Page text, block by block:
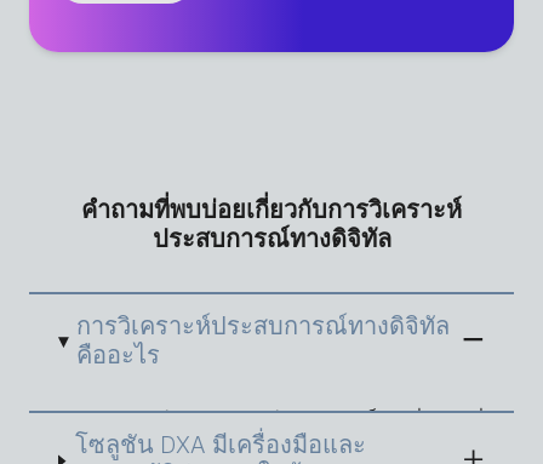
คำถามที่พบบ่อยเกี่ยวกับการวิเคราะห์
ประสบการณ์ทางดิจิทัล
การวิเคราะห์ประสบการณ์ทางดิจิทัล
คืออะไร
การวิเคราะห์ประสบการณ์ทางดิจิทัลเป็นเครื่องมือที่
ใช้เพื่อทำความเข้าใจพฤติกรรม ความตั้งใจและ
โซลูชัน DXA มีเครื่องมือและ